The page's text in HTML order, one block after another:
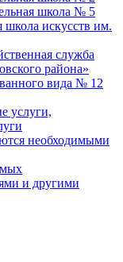
школа № 5
искусств им.
служба
района»
вида № 12
услуги,
необходимыми
и другими